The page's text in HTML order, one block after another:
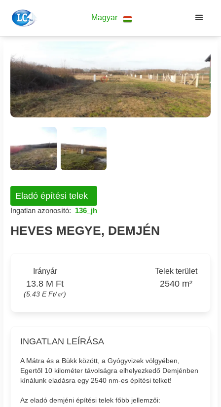
Magyar
Eladó építési telek
Ingatlan azonosító: 136_jh
HEVES MEGYE, DEMJÉN
Irányár
13.8 M Ft
(5.43 E Ft/㎡)
Telek terület
2540 m²
INGATLAN LEÍRÁSA
A Mátra és a Bükk között, a Gyógyvizek völgyében,
Egertől 10 kilométer távolságra elhelyezkedő Demjénben
kínálunk eladásra egy 2540 nm-es építési telket!
Az eladó demjéni építési telek főbb jellemzői: